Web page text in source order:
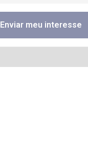
Enviar meu interesse